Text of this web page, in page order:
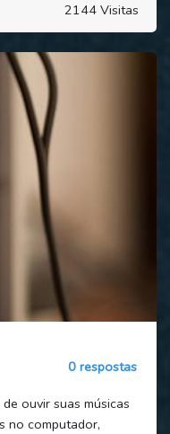
2144 Visitas
0 respostas
ouvir suas músicas
no computador,